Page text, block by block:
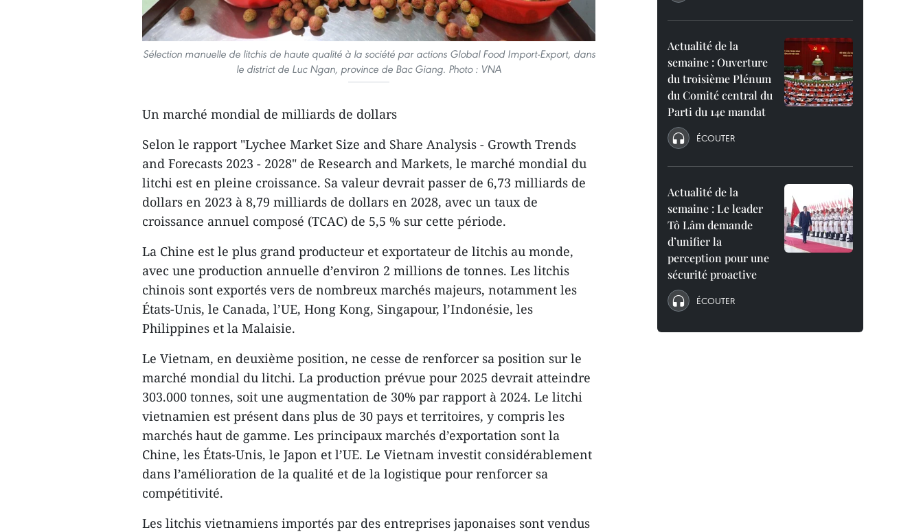
Sélection manuelle de litchis de haute qualité à la société par actions Global Food Import-Export, dans
le district de Luc Ngan, province de Bac Giang. Photo : VNA
Un marché mondial de milliards de dollars
Selon le rapport "Lychee Market Size and Share Analysis - Growth Trends
and Forecasts 2023 - 2028" de Research and Markets, le marché mondial du
litchi est en pleine croissance. Sa valeur devrait passer de 6,73 milliards de
dollars en 2023 à 8,79 milliards de dollars en 2028, avec un taux de
croissance annuel composé (TCAC) de 5,5 % sur cette période.
La Chine est le plus grand producteur et exportateur de litchis au monde,
avec une production annuelle d’environ 2 millions de tonnes. Les litchis
chinois sont exportés vers de nombreux marchés majeurs, notamment les
États-Unis, le Canada, l’UE, Hong Kong, Singapour, l’Indonésie, les
Philippines et la Malaisie.
Le Vietnam, en deuxième position, ne cesse de renforcer sa position sur le
marché mondial du litchi. La production prévue pour 2025 devrait atteindre
303.000 tonnes, soit une augmentation de 30% par rapport à 2024. Le litchi
vietnamien est présent dans plus de 30 pays et territoires, y compris les
marchés haut de gamme. Les principaux marchés d’exportation sont la
Chine, les États-Unis, le Japon et l’UE. Le Vietnam investit considérablement
dans l’amélioration de la qualité et de la logistique pour renforcer sa
compétitivité.
Les litchis vietnamiens importés par des entreprises japonaises sont vendus
Actualité de la
semaine : Ouverture
du troisième Plénum
du Comité central du
Parti du 14e mandat
ÉCOUTER
Actualité de la
semaine : Le leader
Tô Lâm demande
d’unifier la
perception pour une
sécurité proactive
ÉCOUTER